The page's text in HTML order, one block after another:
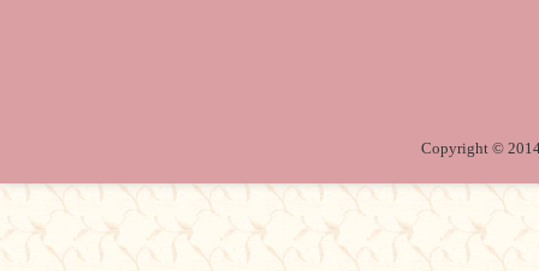
Copyright ©